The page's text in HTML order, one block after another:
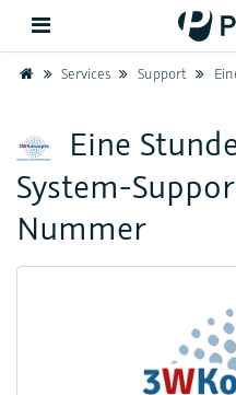
Zurück
Support
Einrichtung
HomeServices Support Eine
Eine
System-
Nummer